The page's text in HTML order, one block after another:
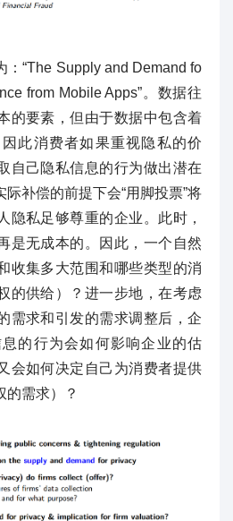
：“The Supply and Demand fo
from Mobile Apps”。数据往
的要素，但由于数据中包含着
此消费者如果重视隐私的价
自己隐私信息的行为做出潜在
补偿的前提下会“用脚投票”将
隐私足够尊重的企业。此时，
是无成本的。因此，一个自然
收集多大范围和哪些类型的消
的供给）？进一步地，在考虑
需求和引发的需求调整后，企
的行为会如何影响企业的估
会如何决定自己为消费者提供
的需求）？